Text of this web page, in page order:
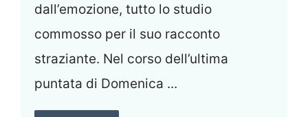
dall’emozione, tutto lo studio
commosso per il suo racconto
straziante. Nel corso dell’ultima
puntata di Domenica ...